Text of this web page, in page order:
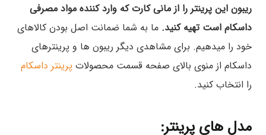
ریبون این پرینتر را از مانی کارت که وارد کننده مواد مصرفی
داسکام است تهیه کنید. ما به شما ضمانت اصل بودن کالاهای
خود را میدهیم. برای مشاهدی دیگر ریبون ها و پرینترهای
داسکام از منوی بالای صفحه قسمت محصولات پرینتر داسکام
را انتخاب کنید.
مدل های پرینتر: